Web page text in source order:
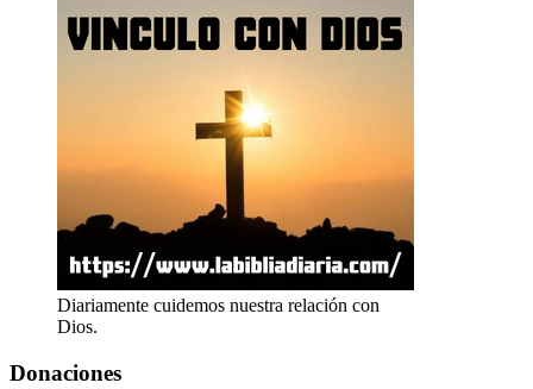
Diariamente cuidemos nuestra relación con
Dios.
Donaciones